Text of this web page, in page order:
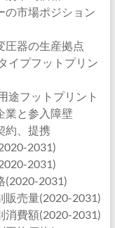
の市場ポジション
圧器の生産拠点
イプフットプリン
途フットプリント
業と参入障壁
約、提携
2031)
2031)
(2020-2031)
販売量(2020-2031)
消費額(2020-2031)